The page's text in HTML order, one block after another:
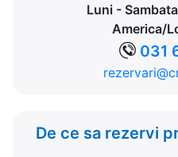
Luni -
America/
031
De ce sa rezervi